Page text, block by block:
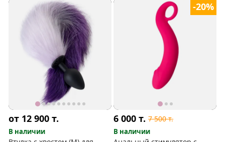
от 12 900т.
В наличии
-20%
6 000т. 7 500т.
В наличии